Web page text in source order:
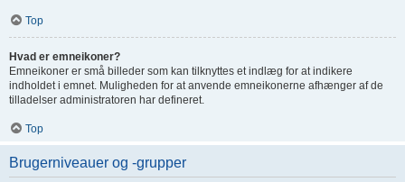
Top
Hvad er emneikoner?
Emneikoner er små billeder som kan tilknyttes et indlæg for at indikere
indholdet i emnet. Muligheden for at anvende emneikonerne afhænger af de
tilladelser administratoren har defineret.
Top
Brugerniveauer og -grupper